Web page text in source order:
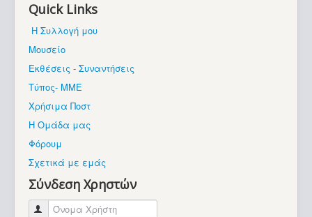
Βρίσκεστε εδώ:
Quick Links
Η Συλλογή μου
Μουσείο
Εκθέσεις - Συναντήσεις
Τύπος- ΜΜΕ
Χρήσιμα Ποστ
Η Ομάδα μας
Φόρουμ
Σχετικά με εμάς
Σύνδεση Χρηστών
Όνομα Χρήστη